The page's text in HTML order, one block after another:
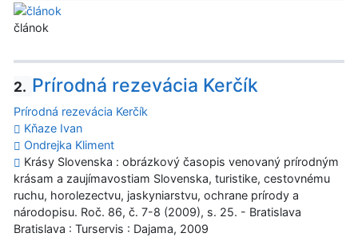
článok
2. Prírodná rezevácia Kerčík
Prírodná rezevácia Kerčík
Kňaze Ivan
Ondrejka Kliment
Krásy Slovenska : obrázkový časopis venovaný prírodným
krásam a zaujímavostiam Slovenska, turistike, cestovnému
ruchu, horolezectvu, jaskyniarstvu, ochrane prírody a
národopisu. Roč. 86, č. 7-8 (2009), s. 25. - Bratislava
Bratislava : Turservis : Dajama, 2009